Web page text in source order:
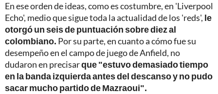
En ese orden de ideas, como es costumbre, en 'Liverpool
Echo', medio que sigue toda la actualidad de los 'reds', le
otorgó un seis de puntuación sobre diez al
colombiano. Por su parte, en cuanto a cómo fue su
desempeño en el campo de juego de Anfield, no
dudaron en precisarque "estuvo demasiado tiempo
en la banda izquierda antes del descanso y no pudo
sacar mucho partido de Mazraoui".